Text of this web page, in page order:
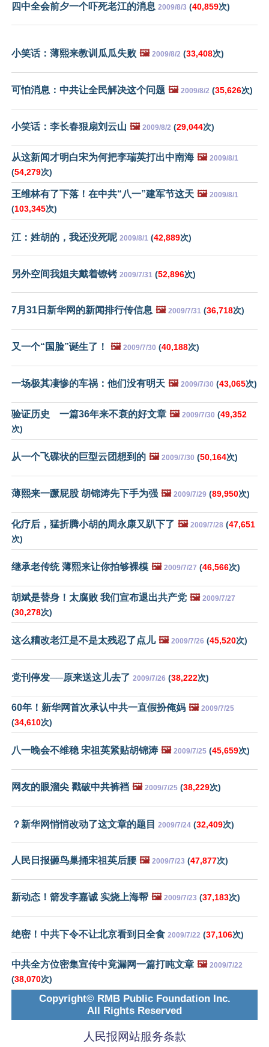
四中全会前夕一个吓死老江的消息 2009/8/3 (40,859次)
小笑话：薄熙来教训瓜瓜失败 🖼️ 2009/8/2 (33,408次)
可怕消息：中共让全民解决这个问题 🖼️ 2009/8/2 (35,626次)
小笑话：李长春狠扇刘云山 🖼️ 2009/8/2 (29,044次)
从这新闻才明白宋为何把李瑞英打出中南海 🖼️ 2009/8/1
(54,279次)
王维林有了下落！在中共“八一”建军节这天 🖼️ 2009/8/1
(103,345次)
江：姓胡的，我还没死呢 2009/8/1 (42,889次)
另外空间我姐夫戴着镣铐 2009/7/31 (52,896次)
7月31日新华网的新闻排行传信息 🖼️ 2009/7/31 (36,718次)
又一个“国脸”诞生了！ 🖼️ 2009/7/30 (40,188次)
一场极其凄惨的车祸：他们没有明天 🖼️ 2009/7/30 (43,065次)
验证历史 一篇36年来不衰的好文章 🖼️ 2009/7/30 (49,352
次)
从一个飞碟状的巨型云团想到的 🖼️ 2009/7/30 (50,164次)
薄熙来一蹶屁股 胡锦涛先下手为强 🖼️ 2009/7/29 (89,950次)
化疗后，猛折腾小胡的周永康又趴下了 🖼️ 2009/7/28 (47,651
次)
继承老传统 薄熙来让你拍够裸模 🖼️ 2009/7/27 (46,566次)
胡斌是替身！太腐败 我们宣布退出共产党 🖼️ 2009/7/27
(30,278次)
这么糟改老江是不是太残忍了点儿 🖼️ 2009/7/26 (45,520次)
党刊停发──原来送这儿去了 2009/7/26 (38,222次)
60年！新华网首次承认中共一直假扮俺妈 🖼️ 2009/7/25
(34,610次)
八一晚会不维稳 宋祖英紧贴胡锦涛 🖼️ 2009/7/25 (45,659次)
网友的眼溜尖 戳破中共裤裆 🖼️ 2009/7/25 (38,229次)
？新华网悄悄改动了这文章的题目 2009/7/24 (32,409次)
人民日报砸鸟巢捅宋祖英后腰 🖼️ 2009/7/23 (47,877次)
新动态！箭发李嘉诚 实烧上海帮 🖼️ 2009/7/23 (37,183次)
绝密！中共下令不让北京看到日全食 2009/7/22 (37,106次)
中共全方位密集宣传中竟漏网一篇打盹文章 🖼️ 2009/7/22
(38,070次)
Copyright© RMB Public Foundation Inc.
All Rights Reserved
人民报网站服务条款